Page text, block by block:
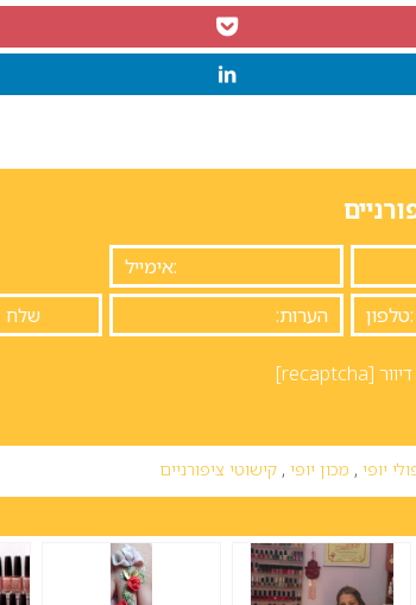
[recaptcha]
יופי , מכון יופי , קישוטי ציפורניים